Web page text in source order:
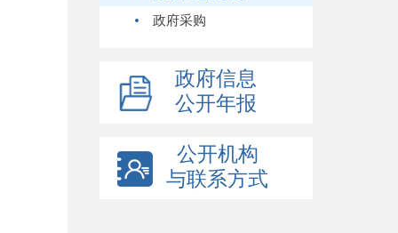
政府采购
政府信息
公开年报
公开机构
与联系方式